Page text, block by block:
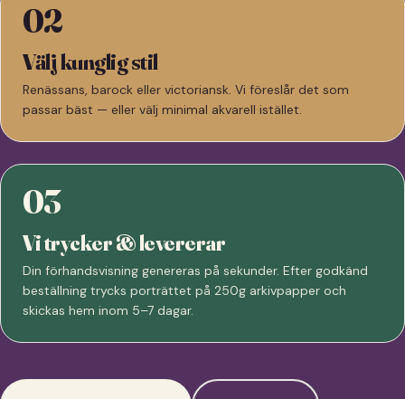
02
Välj kunglig stil
Renässans, barock eller victoriansk. Vi föreslår det som
passar bäst — eller välj minimal akvarell istället.
03
Vi trycker & levererar
Din förhandsvisning genereras på sekunder. Efter godkänd
beställning trycks porträttet på 250g arkivpapper och
skickas hem inom 5–7 dagar.